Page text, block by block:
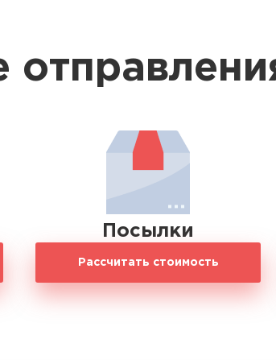
Посылки
Рассчитать стоимость